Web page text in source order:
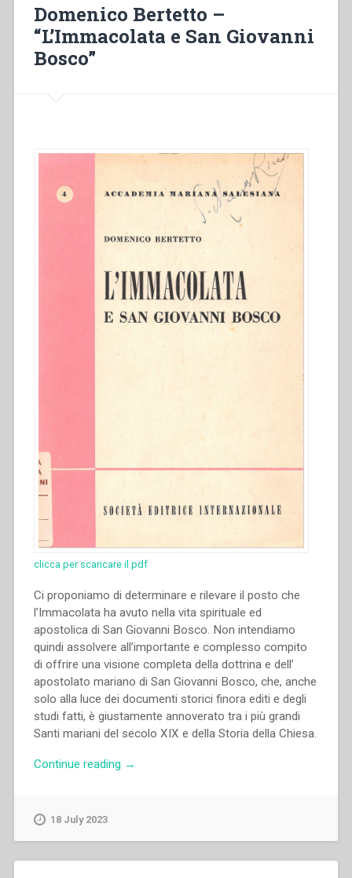
di
vita
Domenico Bertetto –
“L’Immacolata e San Giovanni
Bosco”
clicca per scaricare il pdf
Ci proponiamo di determinare e rilevare il posto che
l’Immacolata ha avuto nella vita spirituale ed
apostolica di San Giovanni Bosco. Non intendiamo
quindi assolvere all’importante e complesso compito
di offrire una visione completa della dottrina e dell’
apostolato mariano di San Giovanni Bosco, che, anche
solo alla luce dei documenti storici finora editi e degli
studi fatti, è giustamente annoverato tra i più grandi
Santi mariani del secolo XIX e della Storia della Chiesa.
Continue reading “Domenico
→
18 July 2023